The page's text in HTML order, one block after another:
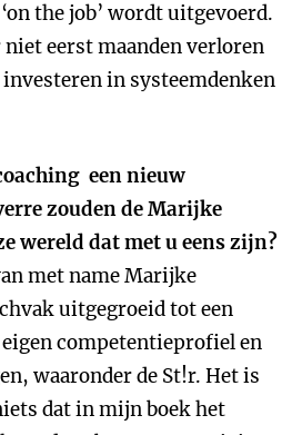
the job’ wordt uitgevoerd.
eerst maanden verloren
investeren in systeemdenken
een nieuw
zouden de Marijke
wereld dat met u eens zijn?
met name Marijke
uitgegroeid tot een
competentieprofiel en
waaronder de St!r. Het is
dat in mijn boek het